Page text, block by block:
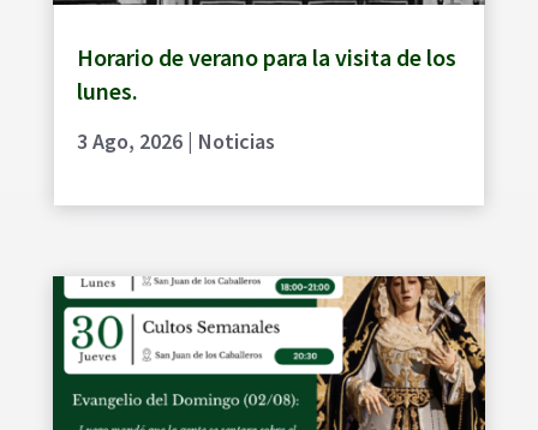
Horario de verano para la visita de los
lunes.
3 Ago, 2026| Noticias